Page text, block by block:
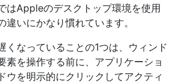
はAppleのデスクトップ環境を使用
違いにかなり慣れています。
くなっていることの1つは、ウィンド
素を操作する前に、アプリケーショ
ウを明示的にクリックしてアクティ